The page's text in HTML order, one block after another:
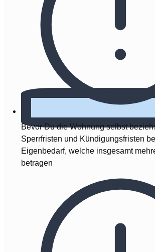
Bevor Du die Wohnung selbst
Sperrfristen und Kündigungsfristen
Eigenbedarf, welche insgesamt
betragen